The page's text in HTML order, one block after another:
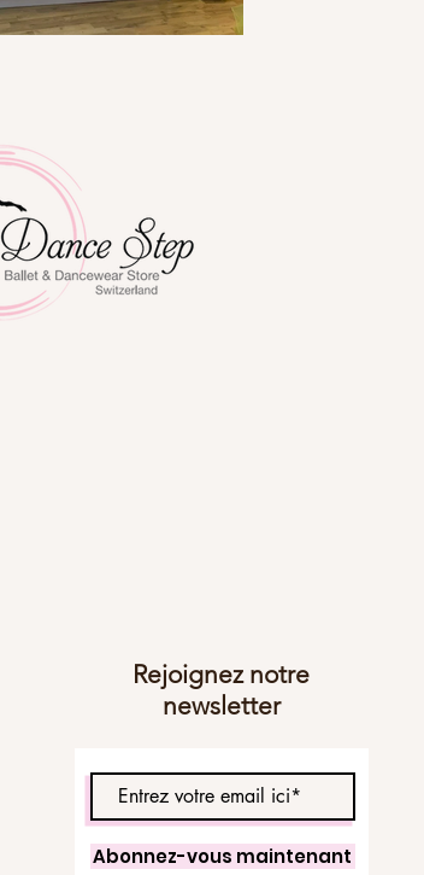
Rejoignez notre
newsletter
Abonnez-vous maintenant